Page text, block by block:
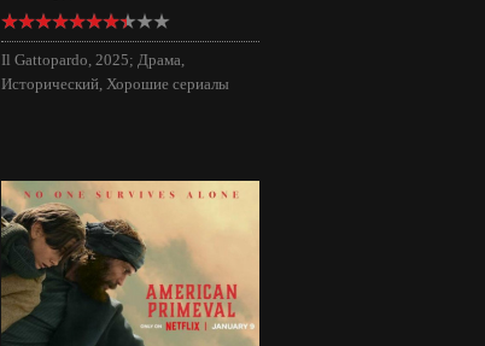
Il Gattopardo, 2025; Драма,
Исторический, Хорошие сериалы